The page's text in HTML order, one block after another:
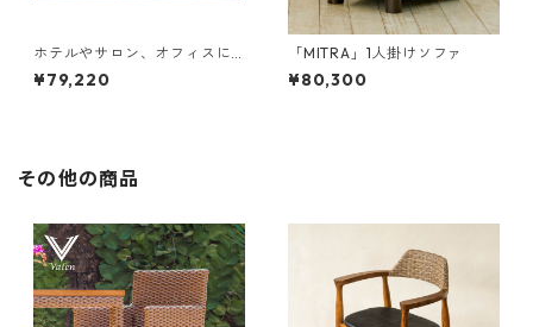
ホテルやサロン、オフィスに
も 高級リラクシングヒヤシン
スソファ Lamama ラママ １
¥79,220
「MITRA」1人掛けソファ
¥80,300
その他の商品